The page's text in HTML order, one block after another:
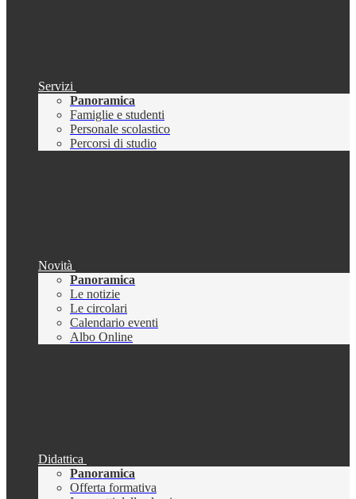
Servizi
Panoramica
Famiglie e studenti
Personale scolastico
Percorsi di studio
Novità
Panoramica
Le notizie
Le circolari
Calendario eventi
Albo Online
Didattica
Panoramica
Offerta formativa